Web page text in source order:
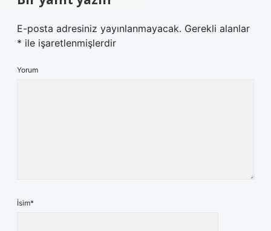
E-posta adresiniz yayınlanmayacak. Gerekli alanlar
* ile işaretlenmişlerdir
Yorum
İsim*